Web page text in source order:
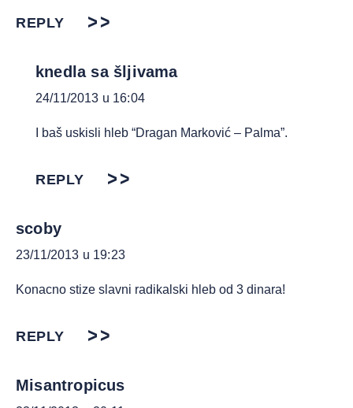
REPLY
knedla sa šljivama
24/11/2013 u 16:04
I baš uskisli hleb “Dragan Marković – Palma”.
REPLY
scoby
23/11/2013 u 19:23
Konacno stize slavni radikalski hleb od 3 dinara!
REPLY
Misantropicus